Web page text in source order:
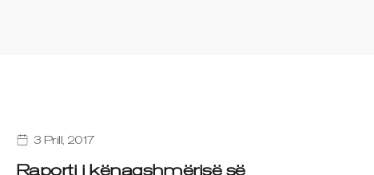
3 Prill, 2017
Raporti i kënaqshmërisë së